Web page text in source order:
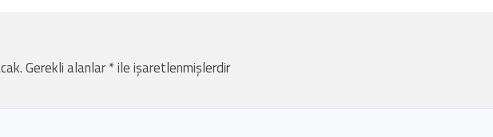
Gerekli alanlar*ile işaretlenmişlerdir